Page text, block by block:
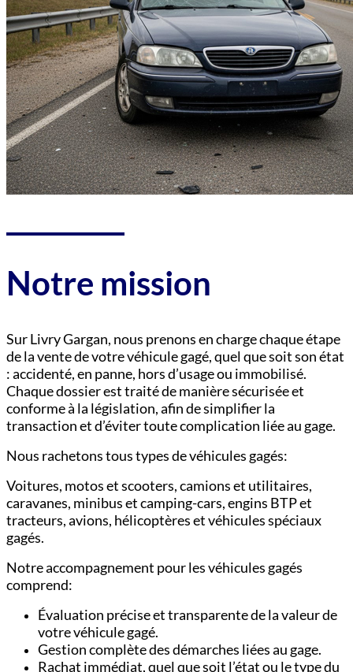
Notre mission
Sur Livry Gargan, nous prenons en charge chaque étape
de la vente de votre véhicule gagé, quel que soit son état
: accidenté, en panne, hors d’usage ou immobilisé.
Chaque dossier est traité de manière sécurisée et
conforme à la législation, afin de simplifier la
transaction et d’éviter toute complication liée au gage.
Nous rachetons tous types de véhicules gagés:
Voitures, motos et scooters,camions et utilitaires,
caravanes, minibus et camping-cars,engins BTP et
tracteurs,avions, hélicoptères et véhicules spéciaux
gagés.
Notre accompagnement pour les véhicules gagés
comprend:
Évaluation précise et transparente de la valeur de
votre véhicule gagé.
Gestion complète des démarches liées au gage.
Rachat immédiat, quel que soit l’état ou le type du